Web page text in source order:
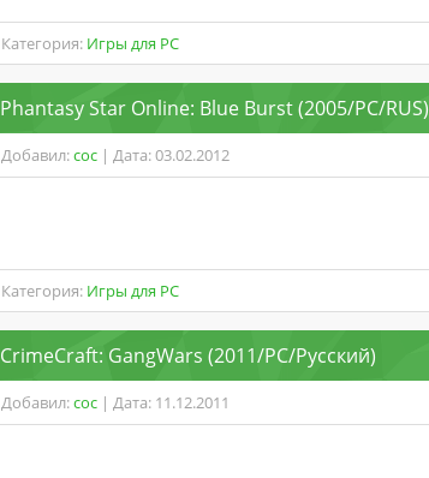
Категория: Игры для PC
Phantasy Star Online: Blue Burst (2005/PC/RUS)
Добавил:coc | Дата: 03.02.2012
Категория: Игры для PC
CrimeCraft: GangWars (2011/PC/Русский)
Добавил:coc | Дата: 11.12.2011